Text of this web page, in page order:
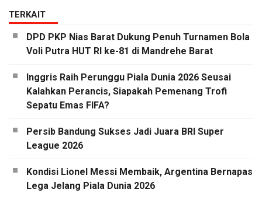
TERKAIT
DPD PKP Nias Barat Dukung Penuh Turnamen Bola
Voli Putra HUT RI ke-81 di Mandrehe Barat
Inggris Raih Perunggu Piala Dunia 2026 Seusai
Kalahkan Perancis, Siapakah Pemenang Trofi
Sepatu Emas FIFA?
Persib Bandung Sukses Jadi Juara BRI Super
League 2026
Kondisi Lionel Messi Membaik, Argentina Bernapas
Lega Jelang Piala Dunia 2026